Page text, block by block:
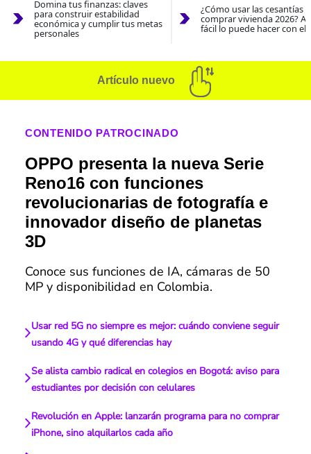
Domina tus finanzas: claves
para construir estabilidad
económica y cumplir tus metas
personales
¿Cómo usar las cesantías
comprar vivienda 2026?
fácil lo puede hacer con el
Artículo nuevo
CONTENIDO PATROCINADO
OPPO presenta la nueva Serie
Reno16 con funciones
revolucionarias de fotografía e
innovador diseño de planetas
3D
Conoce sus funciones de IA, cámaras de 50
MP y disponibilidad en Colombia.
Usar red 5G no siempre es mejor: cuándo conviene seguir
usando 4G y qué diferencias hay
Se alista cambio radical en colegios en Bogotá: aviso para
estudiantes por decisión con celulares
Revolución en Apple: lanzarán programa para no comprar
iPhone, sino alquilarlos cada año